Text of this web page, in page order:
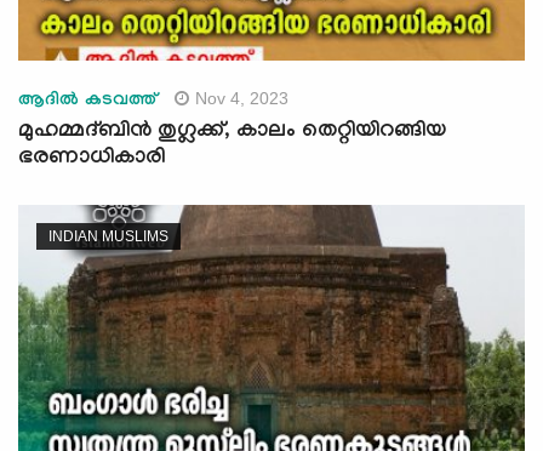
ആദില്‍ കടവത്ത് Nov 4, 2023
മുഹമ്മദ്ബിന്‍ തുഗ്ലക്ക്‌, കാലം തെറ്റിയിറങ്ങിയ
ഭരണാധികാരി
INDIAN MUSLIMS